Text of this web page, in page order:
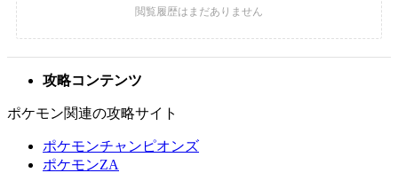
攻略コンテンツ
ポケモン関連の攻略サイト
ポケモンチャンピオンズ
ポケモンZA